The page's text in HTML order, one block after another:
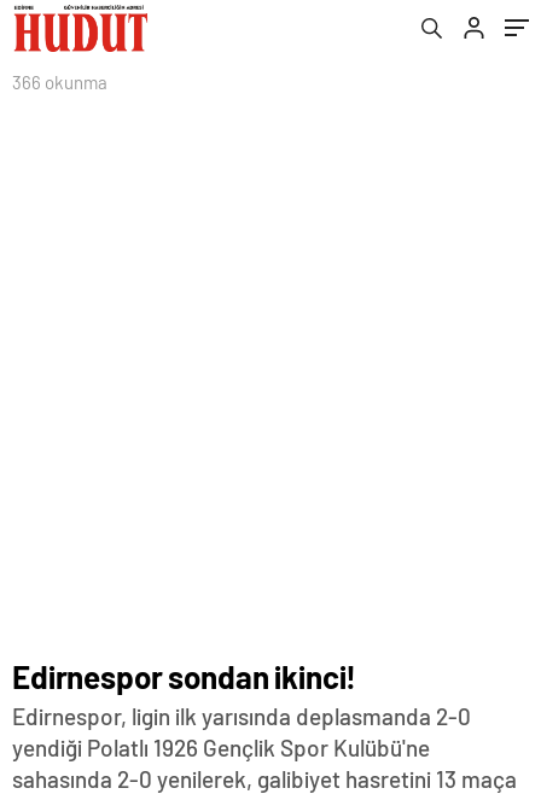
366 okunma
Edirnespor sondan ikinci!
Edirnespor, ligin ilk yarısında deplasmanda 2-0
yendiği Polatlı 1926 Gençlik Spor Kulübü'ne
sahasında 2-0 yenilerek, galibiyet hasretini 13 maça